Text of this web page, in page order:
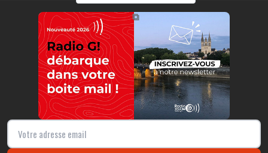
https://radio-g.fr?18401
⧉